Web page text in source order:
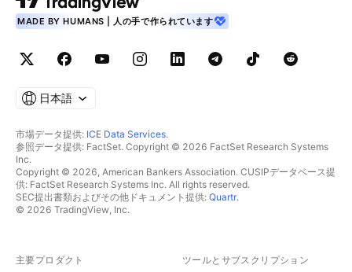
MADE BY HUMANS | 人の手で作られています
日本語
市場データ提供: ICE Data Services.
参照データ提供: FactSet. Copyright © 2026 FactSet Research Systems
Inc.
Copyright © 2026, American Bankers Association. CUSIPデータベース提
供: FactSet Research Systems Inc. All rights reserved.
SEC提出書類およびその他ドキュメント提供: Quartr.
© 2026 TradingView, Inc.
主要プロダクト ツールとサブスクリプション